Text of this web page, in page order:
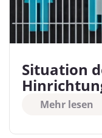
Situation
Mehr lesen